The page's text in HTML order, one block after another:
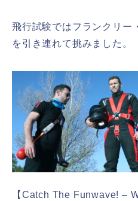
飛行試験ではフランクリー
を引き連れて挑みました。
【Catch The Funwave! –